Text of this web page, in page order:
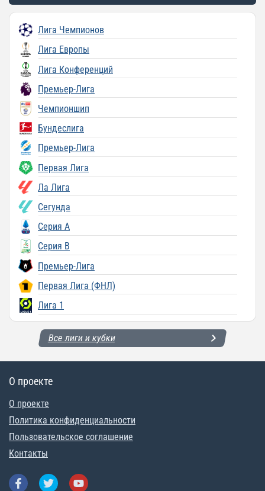
Лига Чемпионов
Лига Европы
Лига Конференций
Премьер-Лига
Чемпионшип
Бундеслига
Премьер-Лига
Первая Лига
Ла Лига
Сегунда
Серия A
Серия B
Премьер-Лига
Первая Лига (ФНЛ)
Лига 1
Все лиги и кубки
О проекте
О проекте
Политика конфиденциальности
Пользовательское соглашение
Контакты